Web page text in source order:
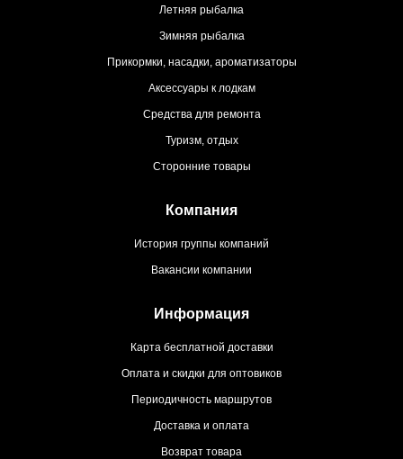
Летняя рыбалка
Зимняя рыбалка
Прикормки, насадки, ароматизаторы
Аксессуары к лодкам
Средства для ремонта
Туризм, отдых
Сторонние товары
Компания
История группы компаний
Вакансии компании
Информация
Карта бесплатной доставки
Оплата и скидки для оптовиков
Периодичность маршрутов
Доставка и оплата
Возврат товара